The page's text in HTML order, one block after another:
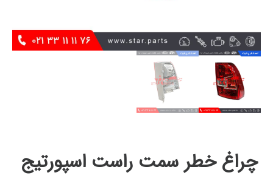
چراغ خطر سمت راست اسپورتيج